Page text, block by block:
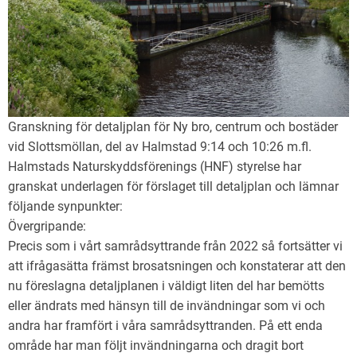
Granskning för detaljplan för Ny bro, centrum och bostäder
vid Slottsmöllan, del av Halmstad 9:14 och 10:26 m.fl.
Halmstads Naturskyddsförenings (HNF) styrelse har
granskat underlagen för förslaget till detaljplan och lämnar
följande synpunkter:
Övergripande:
Precis som i vårt samrådsyttrande från 2022 så fortsätter vi
att ifrågasätta främst brosatsningen och konstaterar att den
nu föreslagna detaljplanen i väldigt liten del har bemötts
eller ändrats med hänsyn till de invändningar som vi och
andra har framfört i våra samrådsyttranden. På ett enda
område har man följt invändningarna och dragit bort